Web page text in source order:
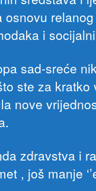
i
sad-sreće
ste za kratko
nove
zdravstva i
, još manje